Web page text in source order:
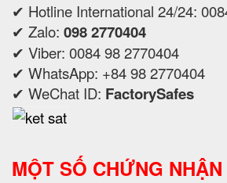
✔ Hotline International 24/24:
✔ Zalo: 098 2770404
✔ Viber: 0084 98 2770404
✔ WhatsApp: +84 98 2770404
✔ WeChat ID: FactorySafes
MỘT SỐ CHỨNG